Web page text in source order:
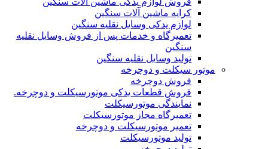
کرایه ماشین آلات سنگین
لوازم یدکی وسایل نقلیه سنگین
تعمیرگاه و خدمات پس از فروش وسایل نقلیه
سنگین
تولید وسایل نقلیه سنگین
موتور سیکلت و دوچرخه
فروش دوچرخه
فروش قطعات یدکی موتورسیکلت و دوچرخه.
نمایندگی موتورسیکلت
تعمیرگاه مجاز موتورسیکلت
تعمیر موتورسیکلت و دوچرخه
تولید موتورسیکلت